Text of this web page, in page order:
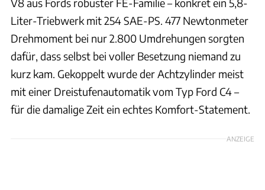
V8 aus Fords robuster FE-Familie – konkret ein 5,8-
Liter-Triebwerk mit 254 SAE-PS. 477 Newtonmeter
Drehmoment bei nur 2.800 Umdrehungen sorgten
dafür, dass selbst bei voller Besetzung niemand zu
kurz kam. Gekoppelt wurde der Achtzylinder meist
mit einer Dreistufenautomatik vom Typ Ford C4 –
für die damalige Zeit ein echtes Komfort-Statement.
ANZEIGE